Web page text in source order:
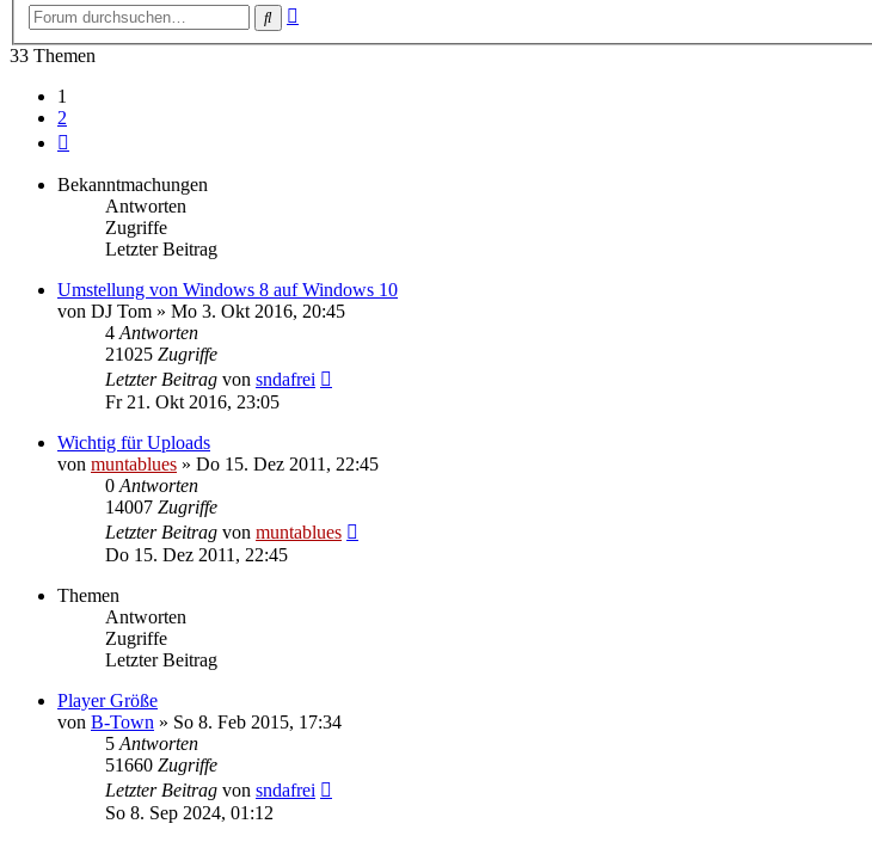
Suche
33 Themen
1
2
Bekanntmachungen
Antworten
Zugriffe
Letzter Beitrag
Umstellung von Windows 8 auf Windows 10
von DJ Tom » Mo 3. Okt 2016, 20:45
4 Antworten
21025 Zugriffe
Letzter Beitrag von sndafrei
Fr 21. Okt 2016, 23:05
Wichtig für Uploads
von muntablues » Do 15. Dez 2011, 22:45
0 Antworten
14007 Zugriffe
Letzter Beitrag von muntablues
Do 15. Dez 2011, 22:45
Themen
Antworten
Zugriffe
Letzter Beitrag
Player Größe
von B-Town » So 8. Feb 2015, 17:34
5 Antworten
51660 Zugriffe
Letzter Beitrag von sndafrei
So 8. Sep 2024, 01:12